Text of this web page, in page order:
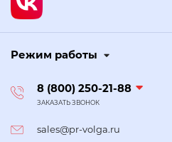
Режим работы
8 (800) 250-21-88
ЗАКАЗАТЬ ЗВОНОК
sales@pr-volga.ru